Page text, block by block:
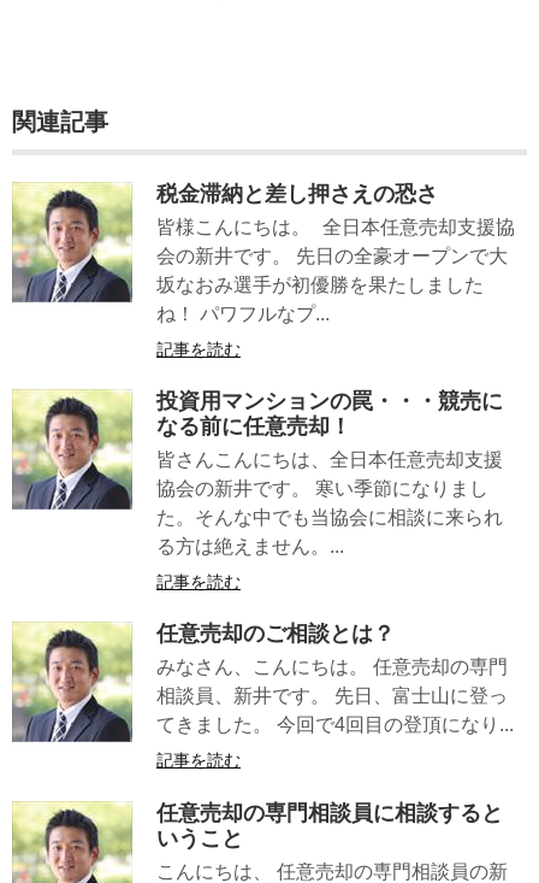
関連記事
税金滞納と差し押さえの恐さ
皆様こんにちは。 全日本任意売却支援協
会の新井です。 先日の全豪オープンで大
坂なおみ選手が初優勝を果たしました
ね！ パワフルなプ...
記事を読む
投資用マンションの罠・・・競売に
なる前に任意売却！
皆さんこんにちは、全日本任意売却支援
協会の新井です。 寒い季節になりまし
た。そんな中でも当協会に相談に来られ
る方は絶えません。...
記事を読む
任意売却のご相談とは？
みなさん、こんにちは。 任意売却の専門
相談員、新井です。 先日、富士山に登っ
てきました。 今回で4回目の登頂になり...
記事を読む
任意売却の専門相談員に相談すると
いうこと
こんにちは、 任意売却の専門相談員の新